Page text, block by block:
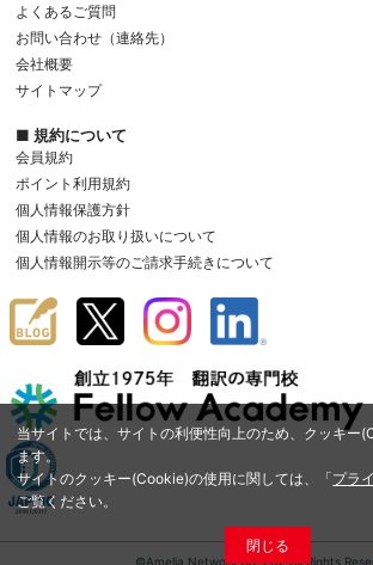
当サイトでは、サイトの利便性向上のため、クッキー
ます。
サイトのクッキー(Cookie)の使用に関しては、「プラ
ご覧ください。
閉じる
よくあるご質問
お問い合わせ（連絡先）
会社概要
サイトマップ
■ 規約について
会員規約
ポイント利用規約
個人情報保護方針
個人情報のお取り扱いについて
個人情報開示等のご請求手続きについて
©Amelia Network Co.,Ltd. All Rights